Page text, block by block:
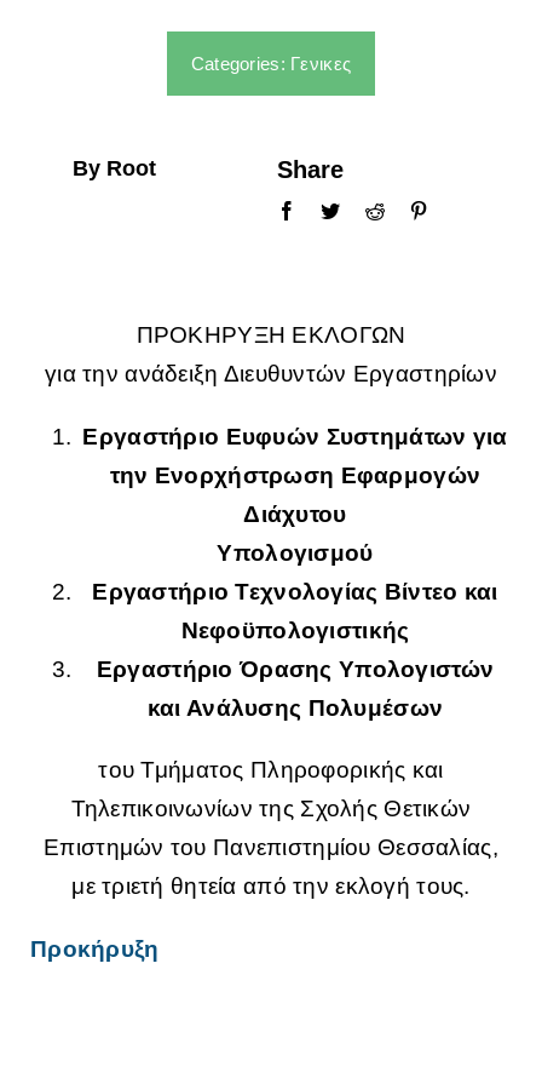
ΑΝΘΡΩΠΙΝΟ ΔΥΝΑΜΙΚΟ
Categories: Γενικες
By Root Share
ΠΡΟΚΗΡΥΞΗ ΕΚΛΟΓΩΝ
για την ανάδειξη Διευθυντών Εργαστηρίων
Εργαστήριο Ευφυών Συστημάτων για
την Ενορχήστρωση Εφαρμογών
Διάχυτου
Υπολογισμού
Εργαστήριο Τεχνολογίας Βίντεο και
Νεφοϋπολογιστικής
Εργαστήριο Όρασης Υπολογιστών
και Ανάλυσης Πολυμέσων
του Τμήματος Πληροφορικής και
Τηλεπικοινωνίων της Σχολής Θετικών
Επιστημών του Πανεπιστημίου Θεσσαλίας,
με τριετή θητεία από την εκλογή τους.
Προκήρυξη